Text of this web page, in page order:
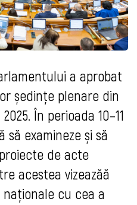
a aprobat
ședințe plenare din
În perioada 10–11
să examineze și să
de acte
acestea vizeazăă
cu cea a